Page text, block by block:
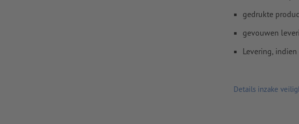
Hoe maak ik
gedrukte
gevouwen
Levering,
Details inzake